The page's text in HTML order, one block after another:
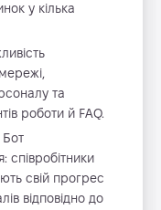
у кілька
та
роботи й FAQ.
Бот
співробітники
свій прогрес
відповідно до